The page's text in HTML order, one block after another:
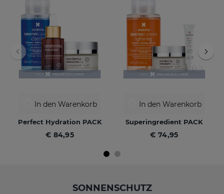
In den Warenkorb
Perfect Hydration PACK
€ 84,95
In den Warenkorb
Superingredient PACK
€ 74,95
SONNENSCHUTZ